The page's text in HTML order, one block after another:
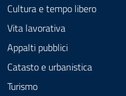
Cultura e tempo libero
Vita lavorativa
Appalti pubblici
Catasto e urbanistica
Turismo